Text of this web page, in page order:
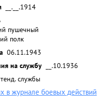
__.__.1914
пушечный
полк
06.11.1943
на службу
__.10.1936
службы
в журнале боевых действий